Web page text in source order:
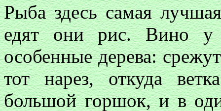
Рыба здесь самая
едят они рис. Вино у
особенные дерева:
тот нарез, откуда
большой горшок, и в